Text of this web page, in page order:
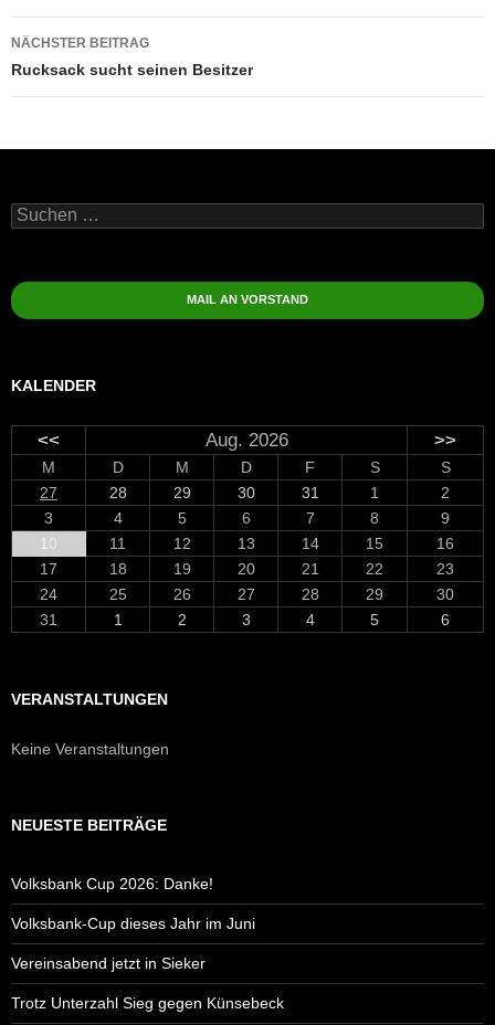
NÄCHSTER BEITRAG
Rucksack sucht seinen Besitzer
Suchen
nach:
MAIL AN VORSTAND
KALENDER
<< Aug. 2026 >>
M D M D F S
S
27
28 29 30 31 1
2
3
4 5 6 7 8
9
10
11 12 13 14 15
16
17
18 19 20 21 22
23
24
25 26 27 28 29
30
31
1 2 3 4 5 6
VERANSTALTUNGEN
Keine Veranstaltungen
NEUESTE BEITRÄGE
Volksbank Cup 2026: Danke!
Volksbank-Cup dieses Jahr im Juni
Vereinsabend jetzt in Sieker
Trotz Unterzahl Sieg gegen Künsebeck